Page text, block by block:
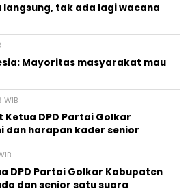
tak ada lagi wacana
Mayoritas masyarakat mau
WIB
Ketua DPD Partai Golkar
dan harapan kader senior
DPD Partai Golkar Kabupaten
dan senior satu suara